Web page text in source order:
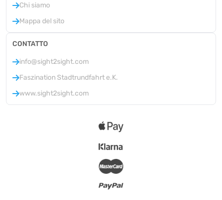
Chi siamo
Mappa del sito
CONTATTO
info@sight2sight.com
Faszination Stadtrundfahrt e.K.
www.sight2sight.com